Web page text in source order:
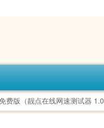
费版（靓点在线网速测试器 1.0